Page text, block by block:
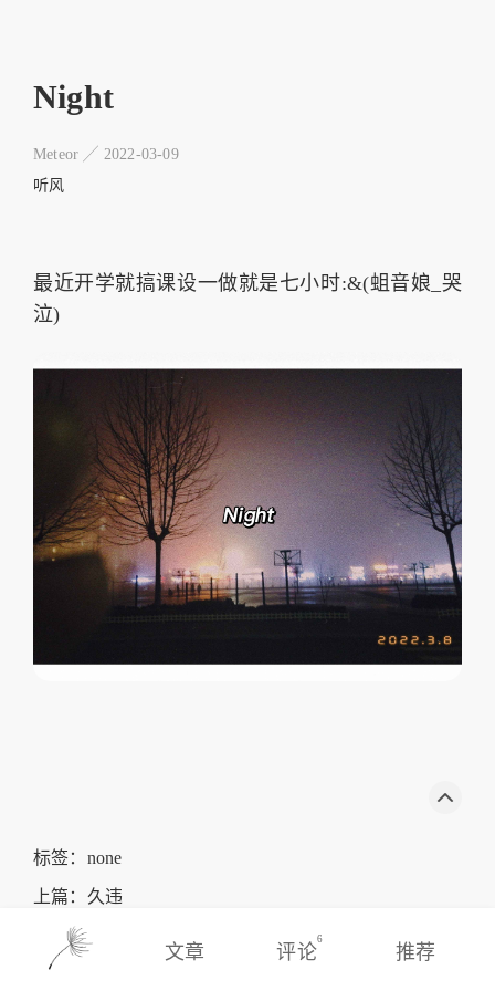
Night
Meteor ╱ 2022-03-09
听风
最近开学就搞课设一做就是七小时:&(蛆音娘_哭
泣)
标签：none
上篇： 久违
下篇：活过来了
文章 评论
6
推荐